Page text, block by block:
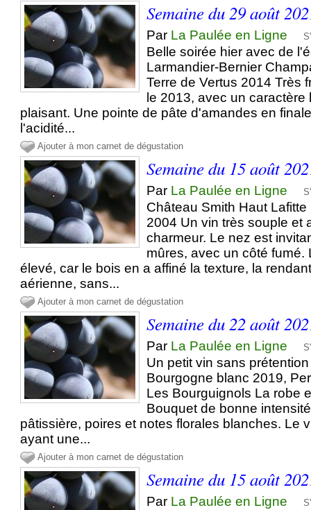
Semaine du 29 août
Par La Paulée en Ligne
Belle soirée hier avec de
Larmandier-Bernier
Terre de Vertus 2014 Très
le 2013, avec un
plaisant. Une pointe de pâte d'amandes en
l'acidité...
Ajouter à mon carnet de dégustation
Semaine du 15 août
Par La Paulée en Ligne
Château Smith Haut
2004 Un vin très souple et
charmeur. Le nez est
mûres, avec un côté fumé.
élevé, car le bois en a affiné la texture, la
aérienne, sans...
Ajouter à mon carnet de dégustation
Semaine du 22 août
Par La Paulée en Ligne
Un petit vin sans
Bourgogne blanc 2019,
Les Bourguignols La robe
Bouquet de bonne
pâtissière, poires et notes florales blanches. Le
ayant une...
Ajouter à mon carnet de dégustation
Semaine du 15 août
Par La Paulée en Ligne